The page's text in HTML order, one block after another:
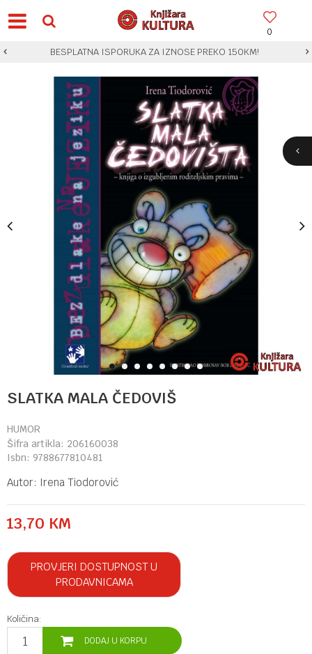
0
BESPLATNA ISPORUKA ZA IZNOSE PREKO 150KM!
1 2 3 4 5 6 7 8
SLATKA MALA ČEDOVIŠ
HUMOR
Šifra artikla: 206160038
Isbn: 9788677810481
Autor: Irena Tiodorović
13,70 KM
PROVJERI DOSTUPNOST U
PRODAVNICAMA
Količina:
DODAJ U KORPU